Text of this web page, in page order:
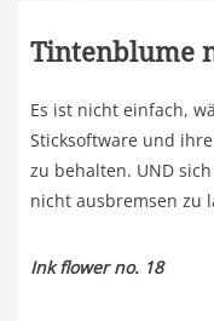
Tintenblume
Es ist nicht einfach,
Sticksoftware und
zu behalten. UND
nicht ausbremsen zu
Ink flower no. 18